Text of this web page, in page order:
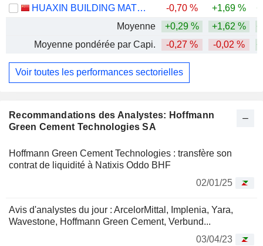
Recommandations des Analystes: Hoffmann
Green Cement Technologies SA
Hoffmann Green Cement Technologies : transfère son
contrat de liquidité à Natixis Oddo BHF
02/01/25
Avis d'analystes du jour : ArcelorMittal, Implenia, Yara,
Wavestone, Hoffmann Green Cement, Verbund...
03/04/23
HUAXIN BUILDING MATERIALS GROUP CO., LTD.
-0,70 % +1,69 %
Moyenne
+0,29 % +1,62 %
Moyenne pondérée par Capi.
-0,27 % -0,02 %
Voir toutes les performances sectorielles